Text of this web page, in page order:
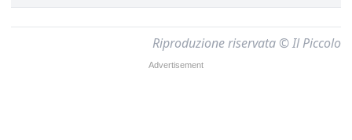
Riproduzione riservata © Il Piccolo